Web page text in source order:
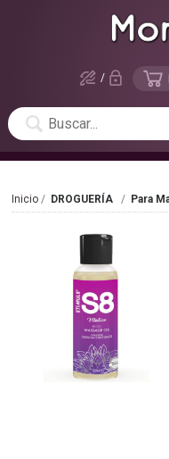
/
Inicio DROGUERÍA Para